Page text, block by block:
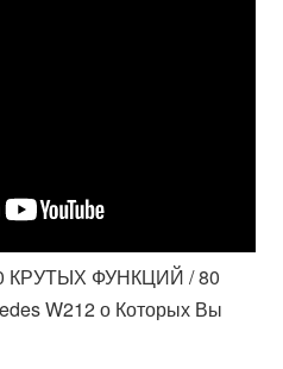
КРУТЫХ ФУНКЦИЙ / 80
W212 о Которых Вы